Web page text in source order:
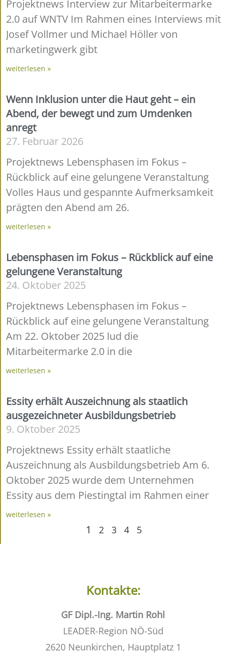
Projektnews Interview zur Mitarbeitermarke
2.0 auf WNTV Im Rahmen eines Interviews mit
Josef Vollmer und Michael Höller von
marketingwerk gibt
weiterlesen »
Wenn Inklusion unter die Haut geht – ein
Abend, der bewegt und zum Umdenken
anregt
27. Februar 2026
Projektnews Lebensphasen im Fokus –
Rückblick auf eine gelungene Veranstaltung
Volles Haus und gespannte Aufmerksamkeit
prägten den Abend am 26.
weiterlesen »
Lebensphasen im Fokus – Rückblick auf eine
gelungene Veranstaltung
24. Oktober 2025
Projektnews Lebensphasen im Fokus –
Rückblick auf eine gelungene Veranstaltung
Am 22. Oktober 2025 lud die
Mitarbeitermarke 2.0 in die
weiterlesen »
Essity erhält Auszeichnung als staatlich
ausgezeichneter Ausbildungsbetrieb
9. Oktober 2025
Projektnews Essity erhält staatliche
Auszeichnung als Ausbildungsbetrieb Am 6.
Oktober 2025 wurde dem Unternehmen
Essity aus dem Piestingtal im Rahmen einer
weiterlesen »
1 2 3 4 5
Kontakte:
GF Dipl.-Ing. Martin Rohl
LEADER-Region NÖ-Süd
2620 Neunkirchen, Hauptplatz 1